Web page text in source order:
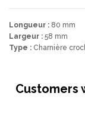
Longueur : 80 mm
Largeur : 58 mm
Type : Charnière
Customers